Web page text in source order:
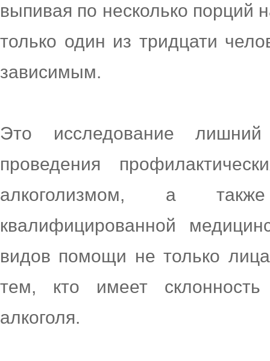
выпивая по несколько порций
только один из тридцати
зависимым.
Это исследование
проведения
алкоголизмом, а
квалифицированной
видов помощи не только
тем, кто имеет
алкоголя.